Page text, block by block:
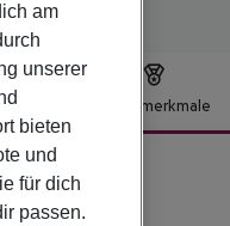
Hotelmerkmale
am
unserer
bieten
und
für dich
passen.